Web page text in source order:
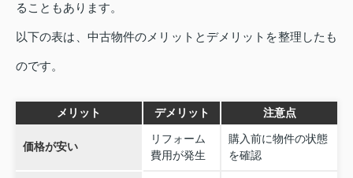
ることもあります。
以下の表は、中古物件のメリットとデメリットを整理したも
のです。
メリット デメリット 注意点
価格が安い
リフォーム
費用が発生
購入前に物件の状態
を確認